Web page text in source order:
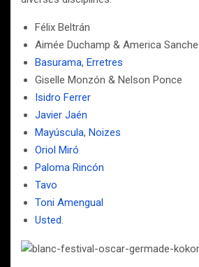
Félix Beltrán
Aimée Duchamp & America
Basurama, Erretres
Giselle Monzón & Nelson Ponce
Isidro Ferrer
Javier Jaén
Mayúscula, Noizes
Oriol Miró
Paloma Rincón
Tavo
Toni Amengual
Usted.